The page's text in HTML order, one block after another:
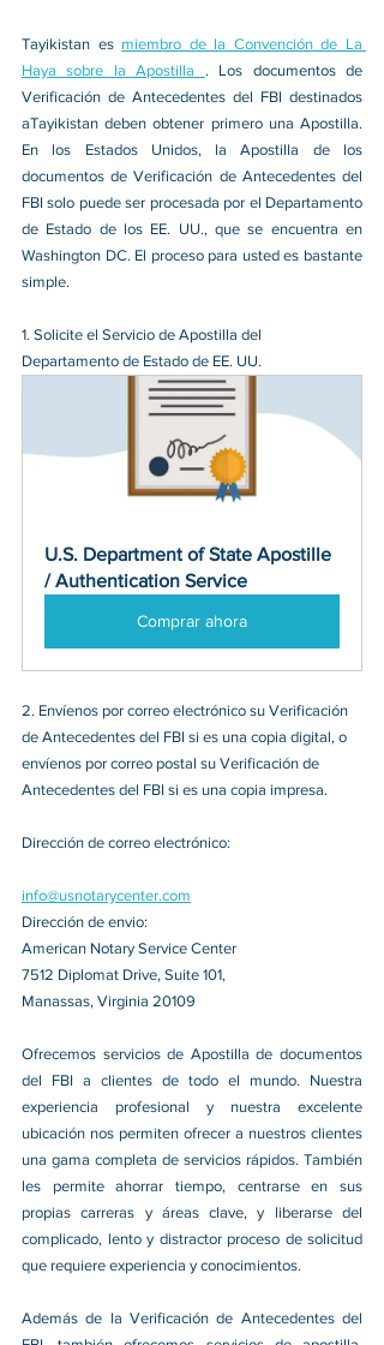
Tayikistan es miembro de la Convención de La
Haya sobre la Apostilla . Los documentos de
Verificación de Antecedentes del FBI destinados
aTayikistan deben obtener primero una Apostilla.
En los Estados Unidos, la Apostilla de los
documentos de Verificación de Antecedentes del
FBI solo puede ser procesada por el Departamento
de Estado de los EE. UU., que se encuentra en
Washington DC. El proceso para usted es bastante
simple.
1. Solicite el Servicio de Apostilla del
Departamento de Estado de EE. UU.
U.S. Department of State Apostille
/ Authentication Service
Comprar ahora
2. Envíenos por correo electrónico su Verificación
de Antecedentes del FBI si es una copia digital, o
envíenos por correo postal su Verificación de
Antecedentes del FBI si es una copia impresa.
Dirección de correo electrónico:
info@usnotarycenter.com
Dirección de envio:
American Notary Service Center
7512 Diplomat Drive, Suite 101,
Manassas, Virginia 20109
Ofrecemos servicios de Apostilla de documentos
del FBI a clientes de todo el mundo. Nuestra
experiencia profesional y nuestra excelente
ubicación nos permiten ofrecer a nuestros clientes
una gama completa de servicios rápidos. También
les permite ahorrar tiempo, centrarse en sus
propias carreras y áreas clave, y liberarse del
complicado, lento y distractor proceso de solicitud
que requiere experiencia y conocimientos.
Además de la Verificación de Antecedentes del